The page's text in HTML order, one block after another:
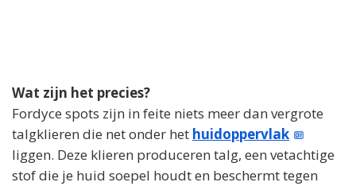
Wat zijn het precies?
Fordyce spots zijn in feite niets meer dan vergrote
talgklieren die net onder het huidoppervlak
liggen. Deze klieren produceren talg, een vetachtige
stof die je huid soepel houdt en beschermt tegen